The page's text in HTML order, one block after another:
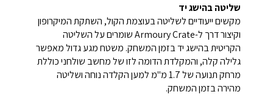
שליטה בהישג יד
מקשים ייעודיים לשליטה בעוצמת הקול, השתקת המיקרופון
וקיצור דרך ל-Armoury Crate שומרים על השליטה
הקריטית בהישג יד בזמן המשחק. משטח מגע גדול מאפשר
גלילה קלה, והמקלדת הדומה לזו של מחשב שולחני כוללת
מרחק תנועה של 1.7 מ"מ למען הקלדה נוחה ושליטה
מהירה בזמן המשחק.